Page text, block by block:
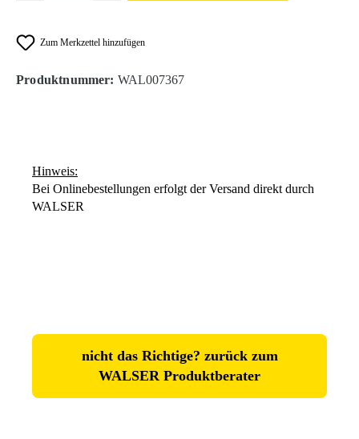
Zum Merkzettel hinzufügen
Produktnummer: WAL007367
Hinweis:
Bei Onlinebestellungen erfolgt der Versand direkt durch
WALSER
nicht das Richtige? zurück zum
WALSER Produktberater